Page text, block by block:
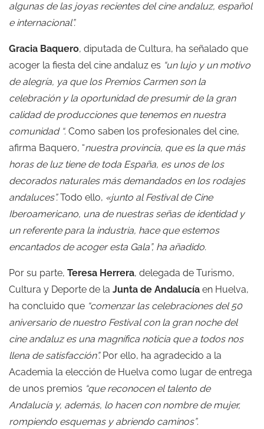
algunas de las joyas recientes del cine andaluz, español
e internacional”.
Gracia Baquero, diputada de Cultura, ha señalado que
acoger la fiesta del cine andaluz es “un lujo y un motivo
de alegría, ya que los Premios Carmen son la
celebración y la oportunidad de presumir de la gran
calidad de producciones que tenemos en nuestra
comunidad “. Como saben los profesionales del cine,
afirma Baquero, “nuestra provincia, que es la que más
horas de luz tiene de toda España, es unos de los
decorados naturales más demandados en los rodajes
andaluces”.Todo ello, «junto al Festival de Cine
Iberoamericano, una de nuestras señas de identidad y
un referente para la industria, hace que estemos
encantados de acoger esta Gala”, ha añadido.
Por su parte, Teresa Herrera, delegada de Turismo,
Cultura y Deporte de la Junta de Andalucía en Huelva,
ha concluido que “comenzar las celebraciones del 50
aniversario de nuestro Festival con la gran noche del
cine andaluz es una magnífica noticia que a todos nos
llena de satisfacción”.Por ello, ha agradecido a la
Academia la elección de Huelva como lugar de entrega
de unos premios “que reconocen el talento de
Andalucía y, además, lo hacen con nombre de mujer,
rompiendo esquemas y abriendo caminos”.